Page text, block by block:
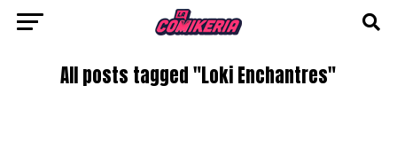
All posts tagged "Loki Enchantres"